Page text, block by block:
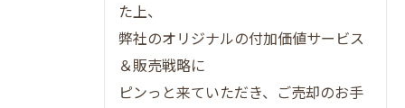
た上、
弊社のオリジナルの付加価値サービス
＆販売戦略に
ピンっと来ていただき、ご売却のお手